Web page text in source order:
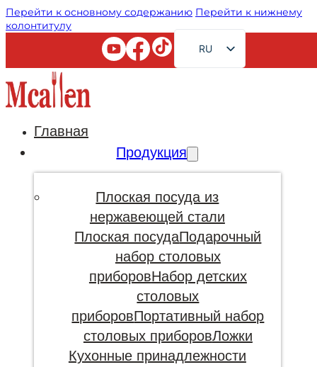
Перейти к основному содержанию Перейти к нижнему
колонтитулу
RU
EN
PT
KO
Главная
Продукция
Плоская посуда из
нержавеющей стали
Плоская посудаПодарочный
набор столовых
приборовНабор детских
столовых
приборовПортативный набор
столовых приборовЛожки
Кухонные принадлежности